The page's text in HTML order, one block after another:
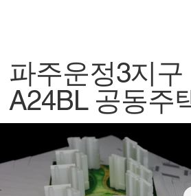
파주운정3지구
A24BL 공동주